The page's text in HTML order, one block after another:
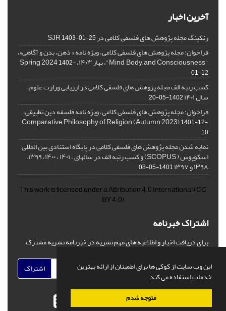
این وب سایت از کوکی ها برای اطمینان از ارائه بهترین
خدمات استفاده می کند.
متوجه شدم
آخرین اخبار
رنکینگ مجله پژوهش های فلسفی کلامی در SJR1403-01-25
فراخوان: مجله پژوهش های فلسفی کلامی، ویژه نامه « ذهن، بدن و آگاهی»،
"Mind, Body, and Consciousness"، بهار ۱۴۰۳، Spring 2024
1402-
01-12
کسب رتبه الف مجله پژوهش های فلسفی کلامی در ارزیابی وزارت علوم،
سال ۱۴۰۱ 1402-05-20
فراخوان: مجله پژوهش های فلسفی کلامی، ویژه نامه فلسفه دین تطبیقی،
,Comparative Philosophy of Religion (Autumn 2023)
1401-12-
10
نمایه شدن مجله پژوهش های فلسفی کلامی در پایگاه استنادی بین المللی
اسکوپوس ( SCOPUS) و کسب رتبه الف در سالهای ، ۱۴۰۱ ، ۱۴۰۰، ۱۳۹۹،
۱۳۹۸ و ۱۳۹۷ 1401-05-08
This work is licensed under aAttribution 4.0 International(CC
BY 4.0)
اشتراک خبرنامه
برای دریافت اخبار و اطلاعیه های مهم نشریه در خبرنامه نشریه مشترک
اشتراک